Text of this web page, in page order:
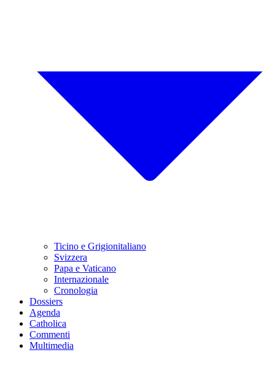
Ticino e Grigionitaliano
Svizzera
Papa e Vaticano
Internazionale
Cronologia
Dossiers
Agenda
Catholica
Commenti
Multimedia